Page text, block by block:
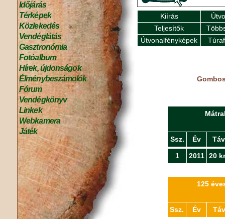
Időjárás
Térképek
Közlekedés
Vendéglátás
Gasztronómia
Fotóalbum
Hírek, újdonságok
Élménybeszámolók
Fórum
Vendégkönyv
Linkek
Webkamera
Játék
Kiírás
Teljesítők
Útvonalfényképek
Ssz. Év Táv
1 2011 20
125
Ssz. Év Táv